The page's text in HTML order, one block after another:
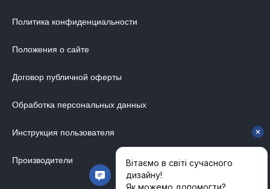
МЕБЕЛЬ В ДЕТСКУЮ
ВАННАЯ КОМНАТА
ОБОИ ДЛЯ СТЕН
СТЕНОВЫЕ ПАНЕЛИ
Политика конфиденциальности
Положения о сайте
Договор публичной оферты
Обработка персональных данных
Инструкция пользователя
Производители